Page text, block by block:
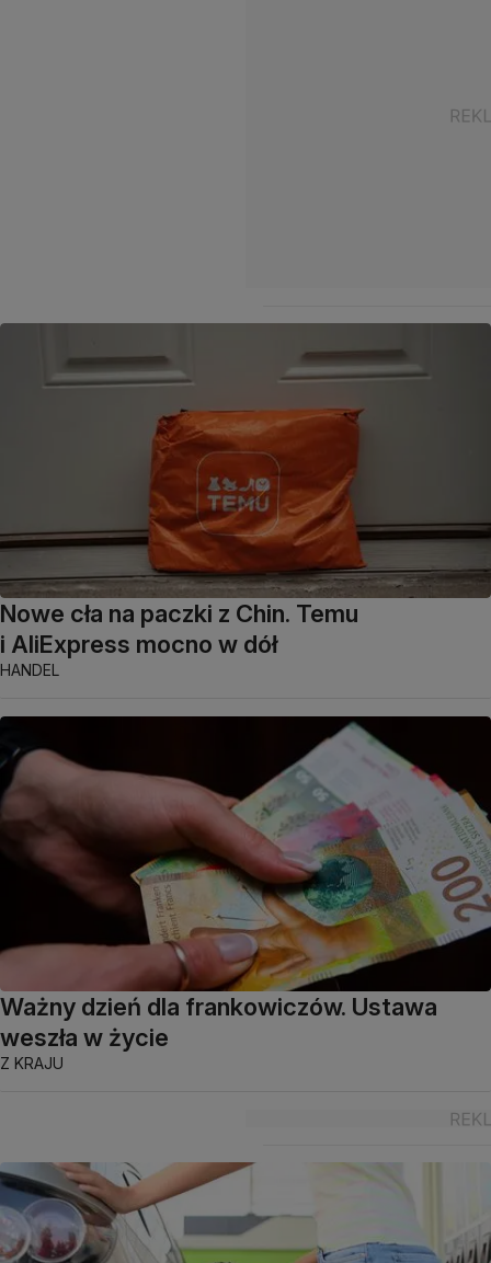
Nowe cła na paczki z Chin. Temu
i AliExpress mocno w dół
HANDEL
Ważny dzień dla frankowiczów. Ustawa
weszła w życie
Z KRAJU